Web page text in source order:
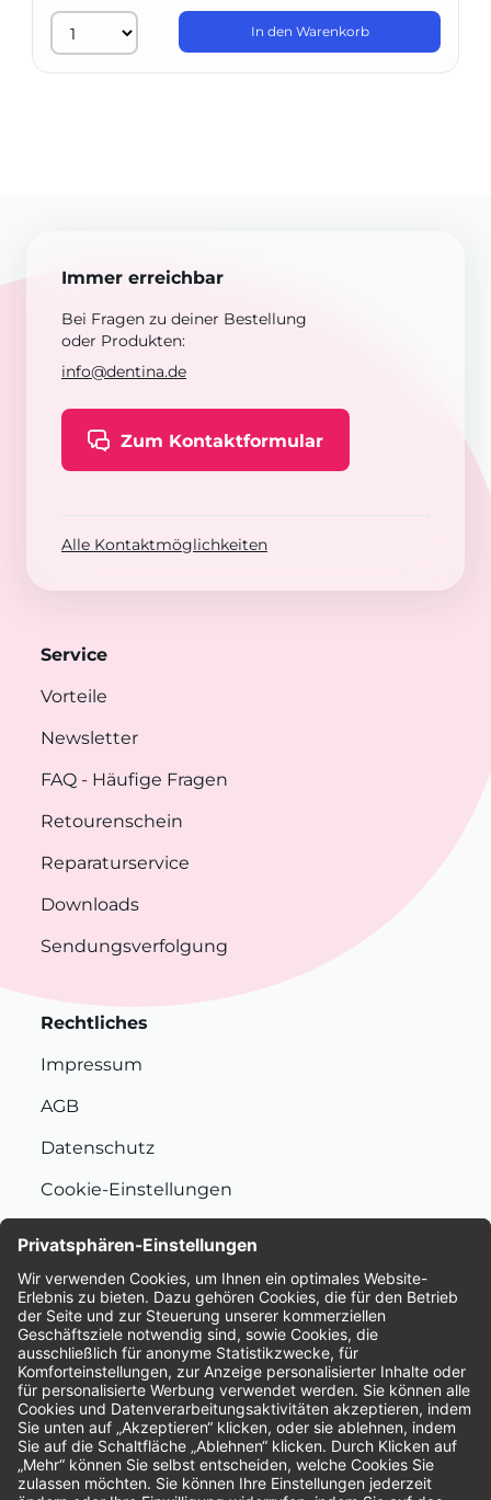
In den Warenkorb
Immer erreichbar
Bei Fragen zu deiner Bestellung
oder Produkten:
info@dentina.de
Zum Kontaktformular
Alle Kontaktmöglichkeiten
Service
Vorteile
Newsletter
FAQ - Häufige Fragen
Retourenschein
Reparaturservice
Downloads
Sendungsverfolgung
Rechtliches
Impressum
AGB
Datenschutz
Cookie-Einstellungen
Bewertungen